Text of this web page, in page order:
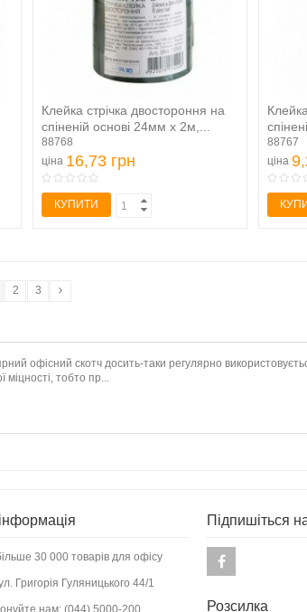
офісний скотч досить-таки регулярно
міцності, тобто пр...
Клейка стрічка двостороння на
спіненій основі 24мм х 2м,...
88768
ціна 16,73 грн
КУПИТИ
88767
ціна
2 3
30 000 товарів для офісу
Григорія Гуляницького 44/1
нам: (044) 5000-200
Підпишіться
Розсилка